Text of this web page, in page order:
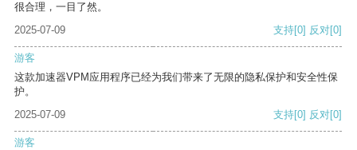
很合理，一目了然。
2025-07-09
支持[0] 反对[0]
游客
这款加速器VPM应用程序已经为我们带来了无限的隐私保护和安全性保
护。
2025-07-09
支持[0] 反对[0]
游客